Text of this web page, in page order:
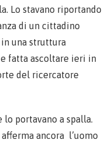
Lo stavano riportando
di un cittadino
una struttura
fatta ascoltare ieri in
del ricercatore
portavano a spalla.
ancora l’uomo